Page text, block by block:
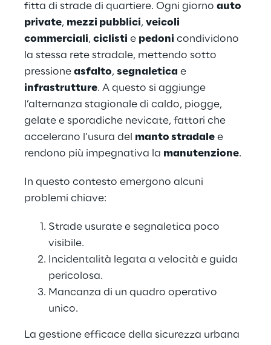
fitta di strade di quartiere. Ogni giorno auto
private, mezzi pubblici, veicoli
commerciali, ciclisti e pedoni condividono
la stessa rete stradale, mettendo sotto
pressione asfalto, segnaletica e
infrastrutture. A questo si aggiunge
l’alternanza stagionale di caldo, piogge,
gelate e sporadiche nevicate, fattori che
accelerano l’usura del manto stradale e
rendono più impegnativa la manutenzione.
In questo contesto emergono alcuni
problemi chiave:
Strade usurate e segnaletica poco
visibile.
Incidentalità legata a velocità e guida
pericolosa.
Mancanza di un quadro operativo
unico.
La gestione efficace della sicurezza urbana